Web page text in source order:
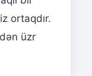
ortaqdır.
üzr